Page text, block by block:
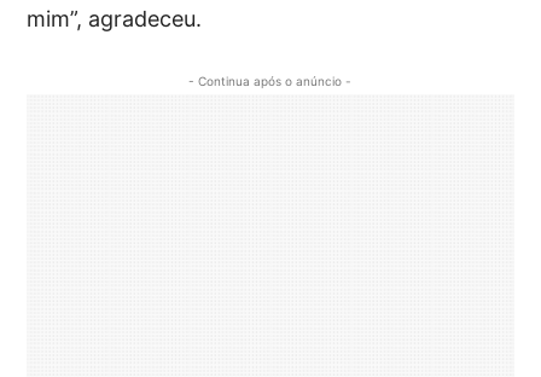
mim”, agradeceu.
- Continua após o anúncio -